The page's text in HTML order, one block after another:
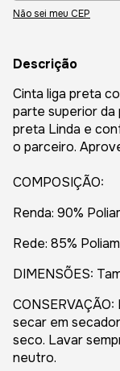
Não sei meu CEP
Descrição
Cinta liga preta
parte superior da
preta Linda e
o parceiro.
COMPOSIÇÃO:
Renda: 90%
Rede: 85%
DIMENSÕES:
secar em
seco. Lavar
neutro.